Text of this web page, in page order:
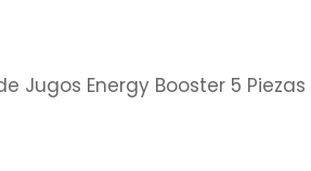
Jugos Energy Booster 5 Piezas